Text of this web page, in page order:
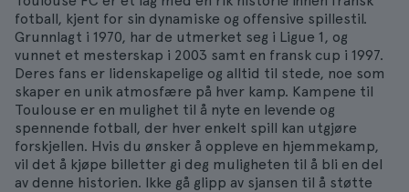
fotball, kjent for sin dynamiske og offensive spillestil.
Grunnlagt i 1970, har de utmerket seg i Ligue 1, og
vunnet et mesterskap i 2003 samt en fransk cup i 1997.
Deres fans er lidenskapelige og alltid til stede, noe som
skaper en unik atmosfære på hver kamp. Kampene til
Toulouse er en mulighet til å nyte en levende og
spennende fotball, der hver enkelt spill kan utgjøre
forskjellen. Hvis du ønsker å oppleve en hjemmekamp,
vil det å kjøpe billetter gi deg muligheten til å bli en del
av denne historien. Ikke gå glipp av sjansen til å støtte